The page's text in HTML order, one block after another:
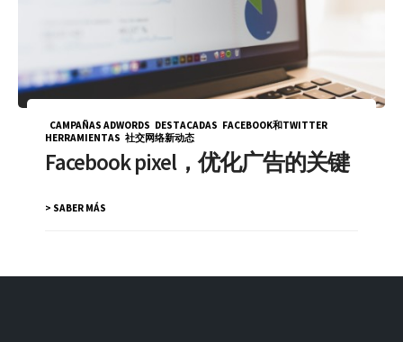
CAMPAÑAS ADWORDS DESTACADAS FACEBOOK和TWITTER
HERRAMIENTAS 社交网络新动态
Facebook pixel，优化广告的关键
> SABER MÁS